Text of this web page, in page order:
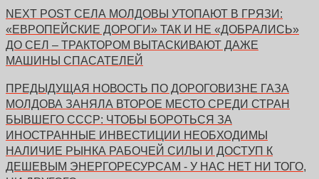
NEXT POST СЕЛА МОЛДОВЫ УТОПАЮТ В ГРЯЗИ:
«ЕВРОПЕЙСКИЕ ДОРОГИ» ТАК И НЕ «ДОБРАЛИСЬ»
ДО СЕЛ – ТРАКТОРОМ ВЫТАСКИВАЮТ ДАЖЕ
МАШИНЫ СПАСАТЕЛЕЙ
ПРЕДЫДУЩАЯ НОВОСТЬ ПО ДОРОГОВИЗНЕ ГАЗА
МОЛДОВА ЗАНЯЛА ВТОРОЕ МЕСТО СРЕДИ СТРАН
БЫВШЕГО СССР: ЧТОБЫ БОРОТЬСЯ ЗА
ИНОСТРАННЫЕ ИНВЕСТИЦИИ НЕОБХОДИМЫ
НАЛИЧИЕ РЫНКА РАБОЧЕЙ СИЛЫ И ДОСТУП К
ДЕШЕВЫМ ЭНЕРГОРЕСУРСАМ - У НАС НЕТ НИ ТОГО,